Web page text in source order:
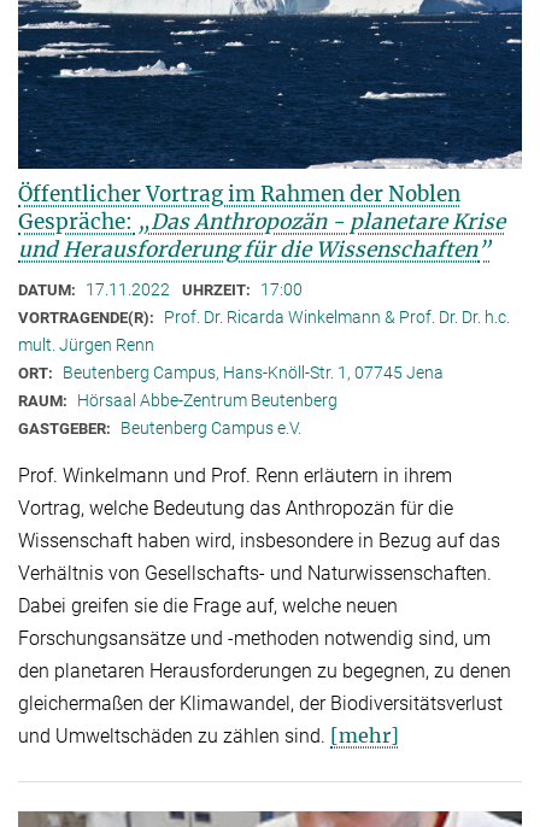
Öffentlicher Vortrag im Rahmen der Noblen
Gespräche: „Das Anthropozän - planetare Krise
und Herausforderung für die Wissenschaften”
DATUM: 17.11.2022 UHRZEIT: 17:00
VORTRAGENDE(R):
Prof. Dr. Ricarda Winkelmann & Prof. Dr. Dr. h.c.
mult. Jürgen Renn
ORT: Beutenberg Campus, Hans-Knöll-Str. 1, 07745 Jena
RAUM: Hörsaal Abbe-Zentrum Beutenberg
GASTGEBER: Beutenberg Campus e.V.
Prof. Winkelmann und Prof. Renn erläutern in ihrem
Vortrag, welche Bedeutung das Anthropozän für die
Wissenschaft haben wird, insbesondere in Bezug auf das
Verhältnis von Gesellschafts- und Naturwissenschaften.
Dabei greifen sie die Frage auf, welche neuen
Forschungsansätze und -methoden notwendig sind, um
den planetaren Herausforderungen zu begegnen, zu denen
gleichermaßen der Klimawandel, der Biodiversitätsverlust
und Umweltschäden zu zählen sind. [mehr]